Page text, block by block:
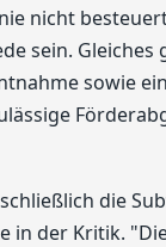
nicht
sein.
sowie
die
in der Kritik.